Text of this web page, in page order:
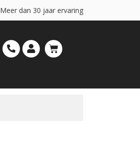
Meer dan 30 jaar ervaring